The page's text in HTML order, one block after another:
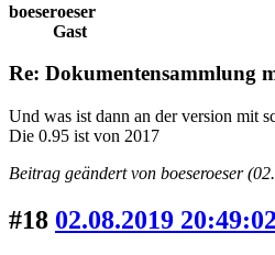
boeseroeser
Gast
Re: Dokumentensammlung
Und was ist dann an der version mit
Die 0.95 ist von 2017
Beitrag geändert von boeseroeser
#18 02.08.2019 20:49:02